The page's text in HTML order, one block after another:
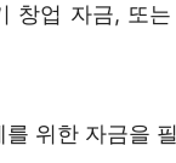
창업 자금, 또
위한 자금을